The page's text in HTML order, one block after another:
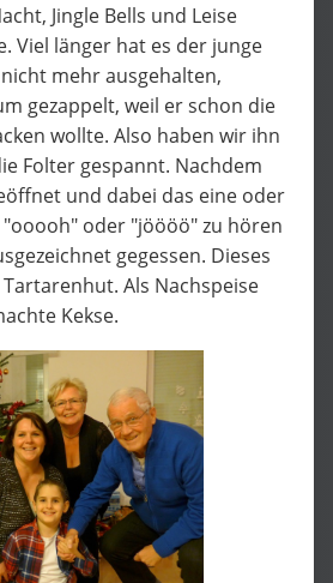
Jingle Bells und Leise
Viel länger hat es der junge
mehr ausgehalten,
gezappelt, weil er schon die
wollte. Also haben wir ihn
Folter gespannt. Nachdem
und dabei das eine oder
oder "jöööö" zu hören
gegessen. Dieses
Tartarenhut. Als Nachspeise
Kekse.